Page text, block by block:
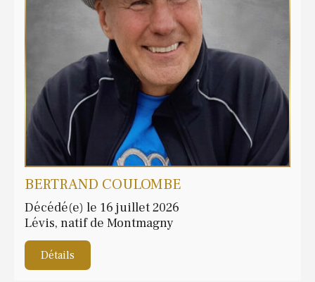
BERTRAND COULOMBE
Décédé(e) le 16 juillet 2026
Lévis, natif de Montmagny
Détails